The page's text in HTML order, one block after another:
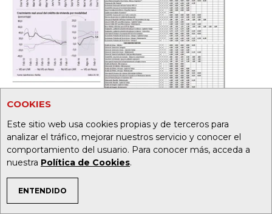
COOKIES
Este sitio web usa cookies propias y de terceros para
analizar el tráfico, mejorar nuestros servicio y conocer el
comportamiento del usuario. Para conocer más, acceda a
nuestra Política de Cookies.
ENTENDIDO
TEMAS DE INTERÉS
19